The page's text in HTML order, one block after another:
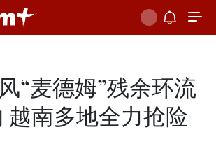
“麦德姆”残余环流
越南多地全力抢险